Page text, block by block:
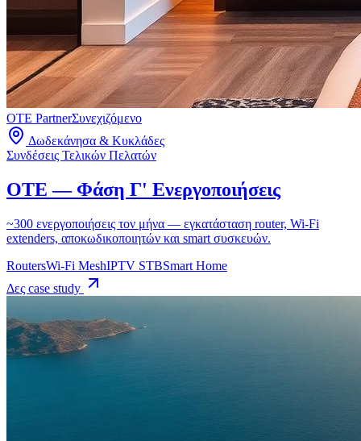
OTE PartnerΣυνεχιζόμενο
Δωδεκάνησα & Κυκλάδες
Συνδέσεις Τελικών Πελατών
OTE — Φάση Γ' Ενεργοποιήσεις
~300 ενεργοποιήσεις τον μήνα — εγκατάσταση router, Wi-Fi
extenders, αποκωδικοποιητών και smart συσκευών.
RoutersWi-Fi MeshIPTV STBSmart Home
Δες case study